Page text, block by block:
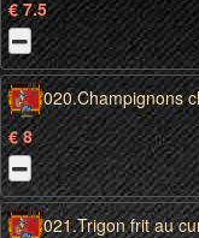
€ 7.5
020.Champignons
€ 8
021.Trigon frit au